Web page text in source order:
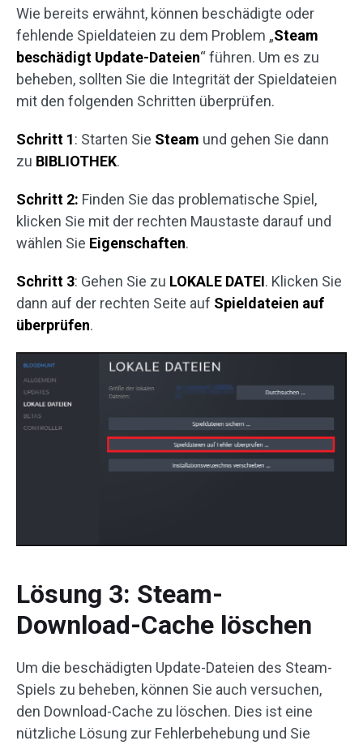
Wie bereits erwähnt, können beschädigte oder
fehlende Spieldateien zu dem Problem „Steam
beschädigt Update-Dateien“ führen. Um es zu
beheben, sollten Sie die Integrität der Spieldateien
mit den folgenden Schritten überprüfen.
Schritt 1: Starten Sie Steam und gehen Sie dann
zu BIBLIOTHEK.
Schritt 2: Finden Sie das problematische Spiel,
klicken Sie mit der rechten Maustaste darauf und
wählen Sie Eigenschaften.
Schritt 3: Gehen Sie zu LOKALE DATEI. Klicken Sie
dann auf der rechten Seite auf Spieldateien auf
überprüfen.
Lösung 3: Steam-
Download-Cache löschen
Um die beschädigten Update-Dateien des Steam-
Spiels zu beheben, können Sie auch versuchen,
den Download-Cache zu löschen. Dies ist eine
nützliche Lösung zur Fehlerbehebung und Sie